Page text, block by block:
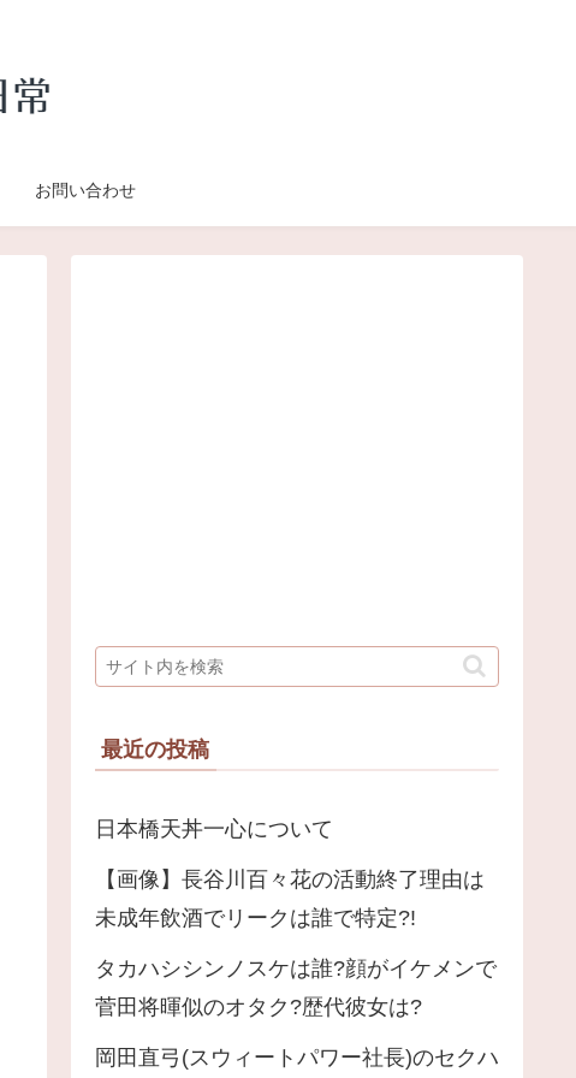
お問い合わせ
最近の投稿
日本橋天丼一心について
【画像】長谷川百々花の活動終了理由は
未成年飲酒でリークは誰で特定?!
タカハシシンノスケは誰?顔がイケメンで
菅田将暉似のオタク?歴代彼女は?
岡田直弓(スウィートパワー社長)のセクハ